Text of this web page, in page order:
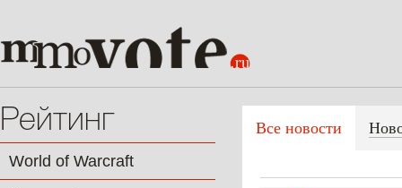
Рейтинг
World of Warcraft
Все новости